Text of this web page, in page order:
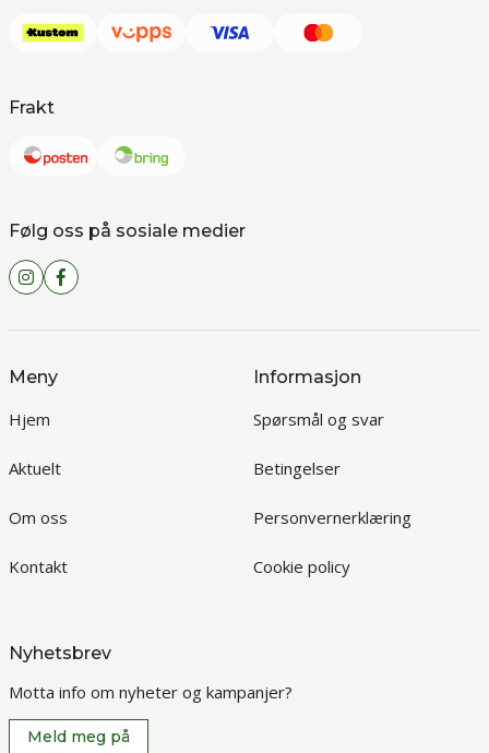
Frakt
Følg oss på sosiale medier
Meny
Hjem
Aktuelt
Om oss
Kontakt
Informasjon
Spørsmål og svar
Betingelser
Personvernerklæring
Cookie policy
Nyhetsbrev
Motta info om nyheter og kampanjer?
Meld meg på